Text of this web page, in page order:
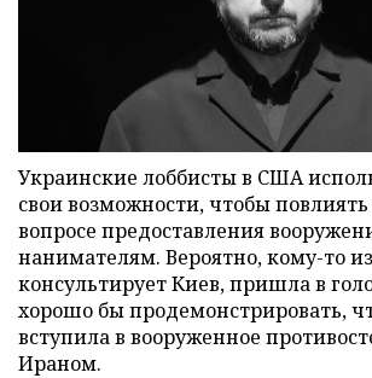
Украинские лоббисты в США
свои возможности, чтобы
вопросе предоставления
нанимателям. Вероятно, кому-то
консультирует Киев, пришла в
хорошо бы продемонстрировать,
вступила в вооруженное
Ираном.